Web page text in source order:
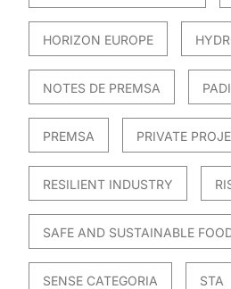
HORIZON EUROPE
NOTES DE PREMSA
PREMSA PRIVATE
RESILIENT INDUSTRY
SAFE AND SUSTAINABLE
SENSE CATEGORIA STA